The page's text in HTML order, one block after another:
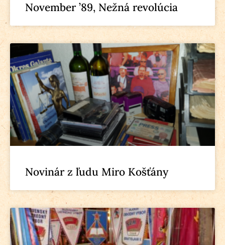
November ’89, Nežná revolúcia
Novinár z ľudu Miro Košťány